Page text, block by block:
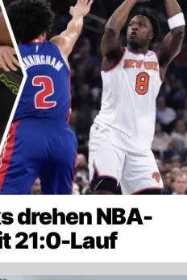
drehen NBA-
21:0-Lauf